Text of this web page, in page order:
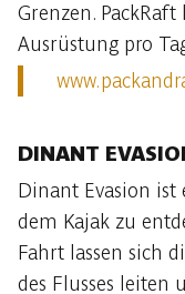
Grenzen.
Ausrüstung pro
DINANT
Dinant Evasion ist
dem Kajak zu
Fahrt lassen sich
des Flusses leiten